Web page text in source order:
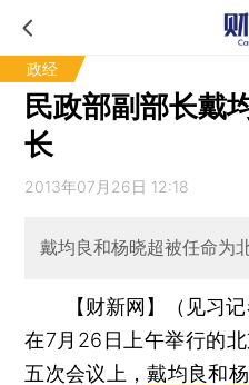
政经
民政部副部长戴
长
2013年07月26日 12:18
戴均良和杨晓超被任命为
【财新网】（见习
在7月26日上午举行的
五次会议上，戴均良和